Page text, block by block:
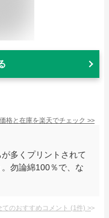
価格と在庫を楽天でチェック >>
多くプリントされて
勿論綿100％で、な
てのおすすめコメント (1件) >